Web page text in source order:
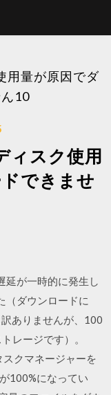
用量が原因でダ
10
ィスク使用
できませ
延が一時的に発生し
（ダウンロードに
ありませんが、100
レージです）。
クマネージャーを
100%になってい